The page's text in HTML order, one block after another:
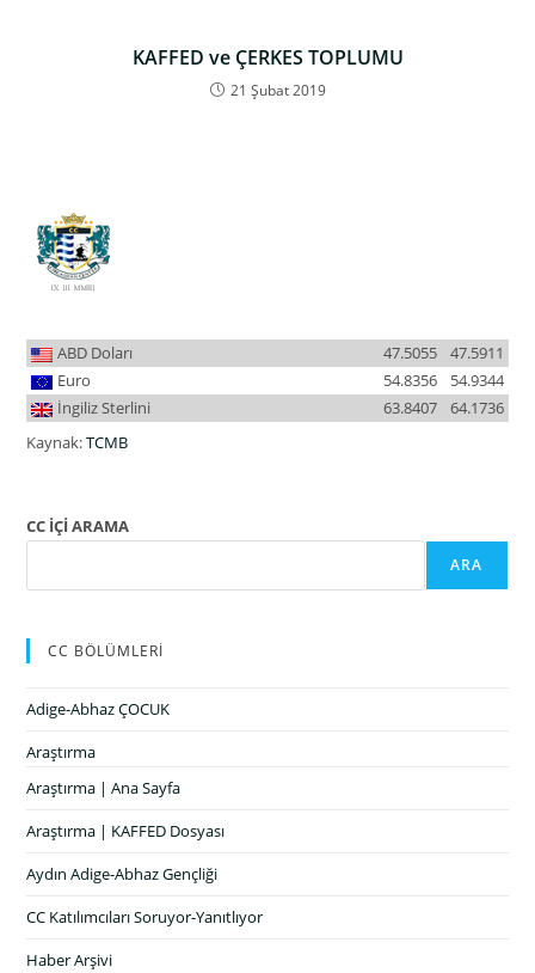
KAFFED ve ÇERKES TOPLUMU
21 Şubat 2019
ABD Doları 47.5911
47.5055
Euro
54.9344
54.8356
İngiliz Sterlini
64.1736
63.8407
Kaynak:TCMB
CC İÇİ ARAMA
ARA
CC BÖLÜMLERİ
Adige-Abhaz ÇOCUK
Araştırma
Araştırma | Ana Sayfa
Araştırma | KAFFED Dosyası
Aydın Adige-Abhaz Gençliği
CC Katılımcıları Soruyor-Yanıtlıyor
Haber Arşivi